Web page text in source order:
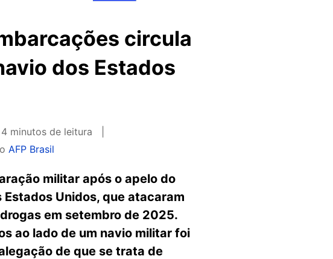
circula
dos Estados
4 minutos de leitura
AFP Brasil
militar após o apelo do
Unidos, que atacaram
em setembro de 2025.
ao lado de um navio militar foi
de que se trata de